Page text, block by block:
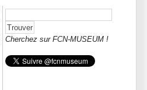
Cherchez sur FCN-MUSEUM !